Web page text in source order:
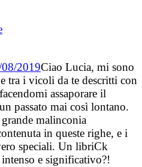
2019Ciao Lucia, mi sono
tra i vicoli da te descritti con
assaporare il
passato mai così lontano.
malinconia
in queste righe, e i
speciali. Un libriCk
e significativo?!